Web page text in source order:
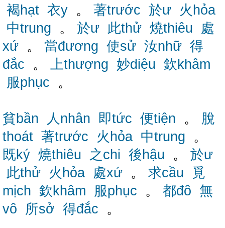
褐hạt 衣y 。 著trước 於ư 火hỏa
中trung 。 於ư 此thử 燒thiêu
處
xứ 。 當đương 使sử 汝nhữ 得
đắc 。 上thượng 妙diệu 欽khâm
服phục 。
貧bần 人nhân 即tức 便tiện 。 脫
thoát 著trước 火hỏa 中trung 。
既ký 燒thiêu 之chi 後hậu 。 於ư
此thử 火hỏa 處xứ 。 求cầu
覓
mịch 欽khâm 服phục 。 都đô 無
vô
所sở 得đắc 。